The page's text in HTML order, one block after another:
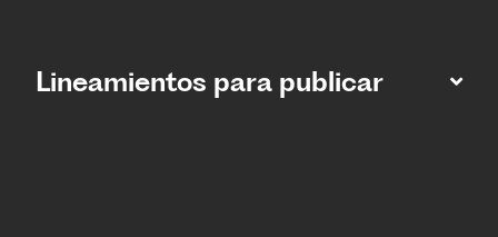
Lineamientos para publicar